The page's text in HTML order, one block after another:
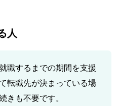
人
職するまでの期間を支援
転職先が決まっている場
きも不要です。